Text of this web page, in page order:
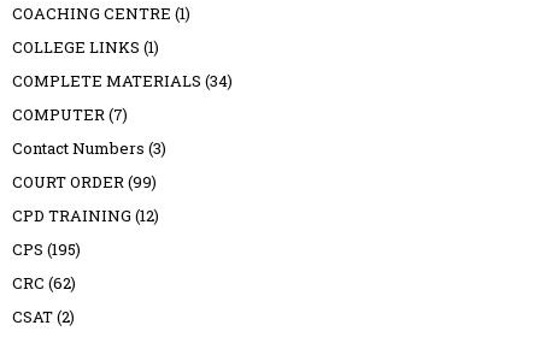
COACHING CENTRE (1)
COLLEGE LINKS (1)
COMPLETE MATERIALS (34)
COMPUTER(7)
Contact Numbers (3)
COURT ORDER(99)
CPD TRAINING (12)
CPS (195)
CRC (62)
CSAT(2)